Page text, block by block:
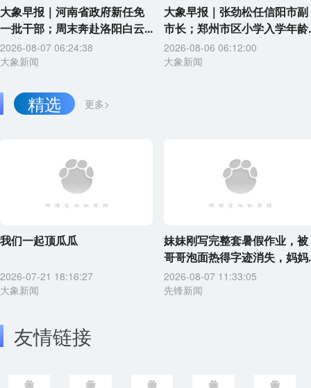
大象早报｜河南省政府新任免
一批干部；周末奔赴洛阳白云...
2026-08-07 06:24:38
大象新闻
大象早报｜张劲松任信阳市副
市长；郑州市区小学入学年龄
2026-08-06 06:12:00
大象新闻
更多>
精选
我们一起顶瓜瓜
2026-07-21 18:16:27
大象新闻
妹妹刚写完整套暑假作业，被
哥哥泡面热得字迹消失，妈妈
2026-08-07 11:33:05
先锋新闻
友情链接